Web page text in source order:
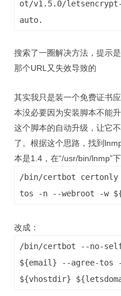
ot/v1.5.0/
auto.
搜索了一圈解决方法，提示
那个URL又失效导致的
其实我只是装一个免费证书
本没必要因为安装脚本不能
这个脚本的自动升级，让它
了。根据这个思路，找到
本是1.4，在“/usr/bin/lnmp”
/bin/certbot certonly
tos -n --webroot -w
改成：
/bin/certbot --no-
${email} --agree-tos
${vhostdir}